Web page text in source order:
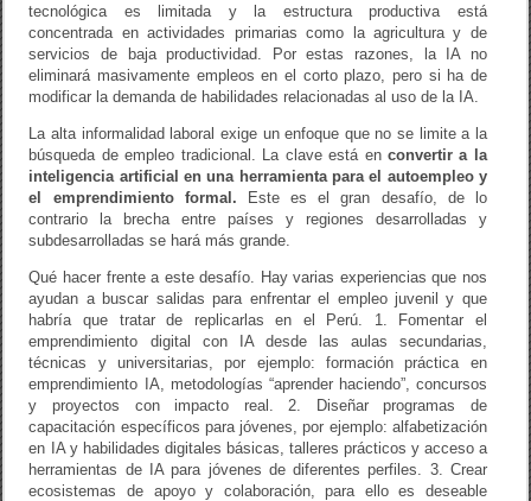
tecnológica es limitada y la estructura productiva está
concentrada en actividades primarias como la agricultura y de
servicios de baja productividad. Por estas razones, la IA no
eliminará masivamente empleos en el corto plazo, pero si ha de
modificar la demanda de habilidades relacionadas al uso de la IA.
La alta informalidad laboral exige un enfoque que no se limite a la
búsqueda de empleo tradicional. La clave está en convertir a la
inteligencia artificial en una herramienta para el autoempleo y
el emprendimiento formal. Este es el gran desafío, de lo
contrario la brecha entre países y regiones desarrolladas y
subdesarrolladas se hará más grande.
Qué hacer frente a este desafío. Hay varias experiencias que nos
ayudan a buscar salidas para enfrentar el empleo juvenil y que
habría que tratar de replicarlas en el Perú. 1. Fomentar el
emprendimiento digital con IA desde las aulas secundarias,
técnicas y universitarias, por ejemplo: formación práctica en
emprendimiento IA, metodologías “aprender haciendo”, concursos
y proyectos con impacto real. 2. Diseñar programas de
capacitación específicos para jóvenes, por ejemplo: alfabetización
en IA y habilidades digitales básicas, talleres prácticos y acceso a
herramientas de IA para jóvenes de diferentes perfiles. 3. Crear
ecosistemas de apoyo y colaboración, para ello es deseable